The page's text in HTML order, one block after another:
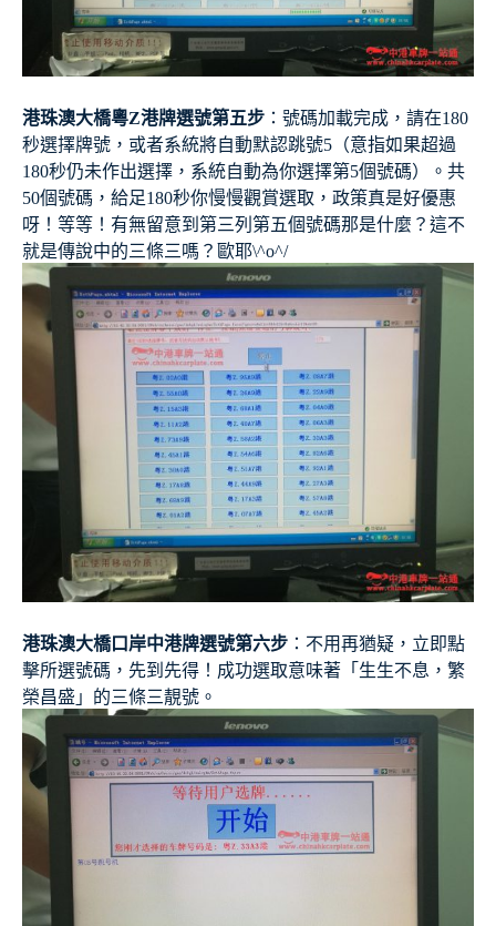
港珠澳大橋粵Z港牌選號第五步 ：號碼加載完成，請在180
秒選擇牌號，或者系統將自動默認跳號5（意指如果超過
180秒仍未作出選擇，系統自動為你選擇第5個號碼）。共
50個號碼，給足180秒你慢慢觀賞選取，政策真是好優惠
呀！等等！有無留意到第三列第五個號碼那是什麼？這不
就是傳說中的三條三嗎？歐耶\^o^/
港珠澳大橋口岸中港牌選號第六步 ：不用再猶疑，立即點
擊所選號碼，先到先得！成功選取意味著「生生不息，繁
榮昌盛」的三條三靚號。